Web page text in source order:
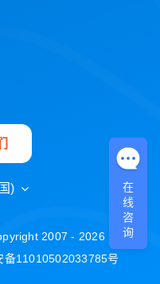
)
2007 - 2026 |
京
备11010502033785号
在
线
咨
询